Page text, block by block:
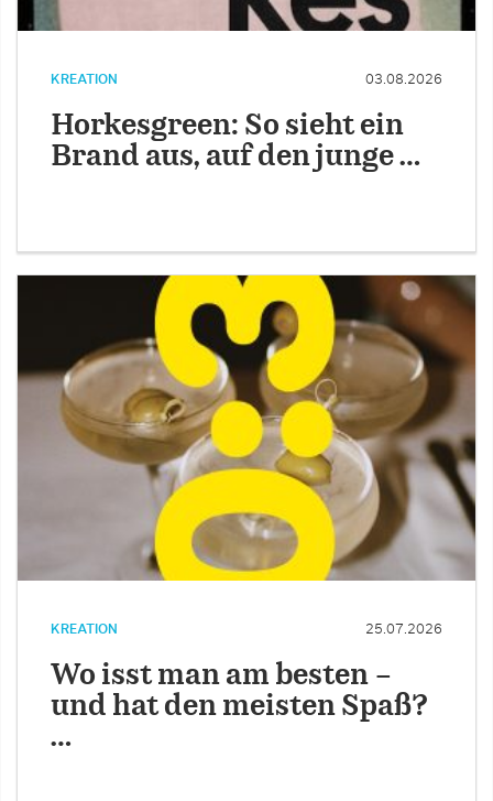
KREATION 03.08.2026
Horkesgreen: So sieht ein
Brand aus, auf den junge …
KREATION 25.07.2026
Wo isst man am besten –
und hat den meisten Spaß?
…